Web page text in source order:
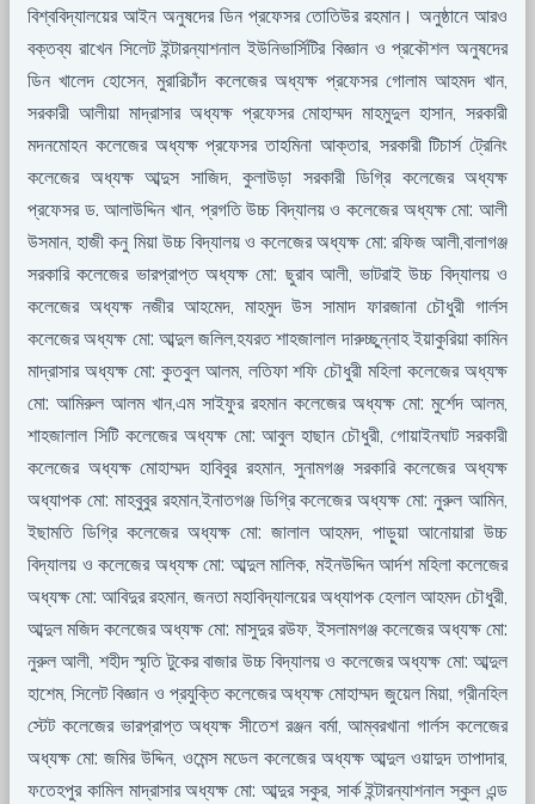
বিশ্ববিদ্যালয়ের আইন অনুষদের ডিন প্রফেসর তোতিউর রহমান। অনুষ্ঠানে আরও
বক্তব্য রাখেন সিলেট ইন্টারন্যাশনাল ইউনিভার্সিটির বিজ্ঞান ও প্রকৌশল অনুষদের
ডিন খালেদ হোসেন, মুরারিচাঁদ কলেজের অধ্যক্ষ প্রফেসর গোলাম আহমদ খান,
সরকারী আলীয়া মাদ্রাসার অধ্যক্ষ প্রফেসর মোহাম্মদ মাহমুদুল হাসান, সরকারী
মদনমোহন কলেজের অধ্যক্ষ প্রফেসর তাহমিনা আক্তার, সরকারী টিচার্স ট্রেনিং
কলেজের অধ্যক্ষ আব্দুস সাজিদ, কুলাউড়া সরকারী ডিগ্রি কলেজের অধ্যক্ষ
প্রফেসর ড. আলাউদ্দিন খান, প্রগতি উচ্চ বিদ্যালয় ও কলেজের অধ্যক্ষ মো: আলী
উসমান, হাজী কনু মিয়া উচ্চ বিদ্যালয় ও কলেজের অধ্যক্ষ মো: রফিজ আলী,বালাগঞ্জ
সরকারি কলেজের ভারপ্রাপ্ত অধ্যক্ষ মো: ছুরাব আলী, ভাটরাই উচ্চ বিদ্যালয় ও
কলেজের অধ্যক্ষ নজীর আহমেদ, মাহমুদ উস সামাদ ফারজানা চৌধুরী গার্লস
কলেজের অধ্যক্ষ মো: আব্দুল জলিল,হযরত শাহজালাল দারুচ্ছুন্নাহ ইয়াকুরিয়া কামিন
মাদ্রাসার অধ্যক্ষ মো: কুতবুল আলম, লতিফা শফি চৌধুরী মহিলা কলেজের অধ্যক্ষ
মো: আমিরুল আলম খান,এম সাইফুর রহমান কলেজের অধ্যক্ষ মো: মুর্শেদ আলম,
শাহজালাল সিটি কলেজের অধ্যক্ষ মো: আবুল হাছান চৌধুরী, গোয়াইনঘাট সরকারী
কলেজের অধ্যক্ষ মোহাম্মদ হাবিবুর রহমান, সুনামগঞ্জ সরকারি কলেজের অধ্যক্ষ
অধ্যাপক মো: মাহবুবুর রহমান,ইনাতগঞ্জ ডিগ্রি কলেজের অধ্যক্ষ মো: নুরুল আমিন,
ইছামতি ডিগ্রি কলেজের অধ্যক্ষ মো: জালাল আহমদ, পাড়ুয়া আনোয়ারা উচ্চ
বিদ্যালয় ও কলেজের অধ্যক্ষ মো: আব্দুল মালিক, মইনউদ্দিন আর্দশ মহিলা কলেজের
অধ্যক্ষ মো: আবিদুর রহমান, জনতা মহাবিদ্যালয়ের অধ্যাপক হেলাল আহমদ চৌধুরী,
আব্দুল মজিদ কলেজের অধ্যক্ষ মো: মাসুদুর রউফ, ইসলামগঞ্জ কলেজের অধ্যক্ষ মো:
নুরুল আলী, শহীদ স্মৃতি টুকের বাজার উচ্চ বিদ্যালয় ও কলেজের অধ্যক্ষ মো: আব্দুল
হাশেম, সিলেট বিজ্ঞান ও প্রযুক্তি কলেজের অধ্যক্ষ মোহাম্মদ জুয়েল মিয়া, গ্রীনহিল
স্টেট কলেজের ভারপ্রাপ্ত অধ্যক্ষ সীতেশ রঞ্জন বর্মা, আম্বরখানা গার্লস কলেজের
অধ্যক্ষ মো: জমির উদ্দিন, ওমেন্স মডেল কলেজের অধ্যক্ষ আব্দুল ওয়াদুদ তাপাদার,
ফতেহপুর কামিল মাদ্রাসার অধ্যক্ষ মো: আব্দুর সকুর, সার্ক ইন্টারন্যাশনাল স্কুল এন্ড